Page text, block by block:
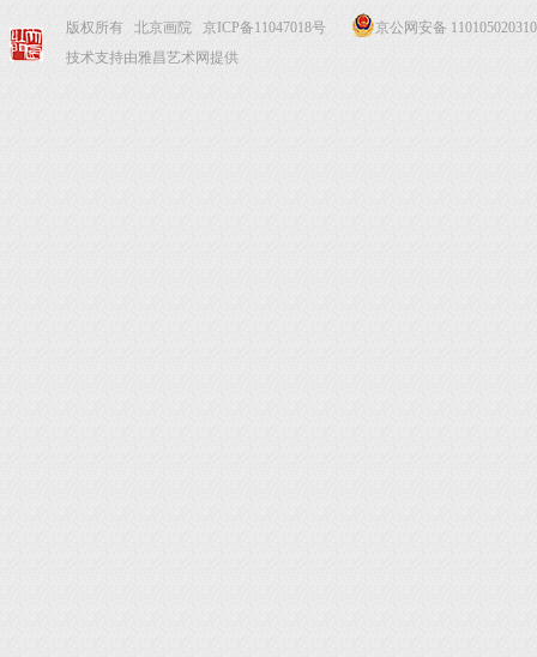
版权所有 北京画院 京ICP备11047018号
京公网安备
技术支持由雅昌艺术网提供